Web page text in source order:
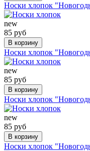
Носки хлопок
new
85 руб
В корзину
Носки хлопок
new
85 руб
В корзину
Носки хлопок
new
85 руб
В корзину
Носки хлопок